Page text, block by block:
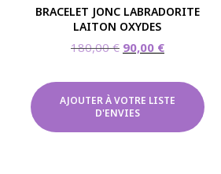
BRACELET JONC LABRADORITE
LAITON OXYDES
180,00€ Le
initial
était :
180,00 €.
90,00 €Le
actuel
est :
90,00 €.
AJOUTER À VOTRE LISTE
D'ENVIES